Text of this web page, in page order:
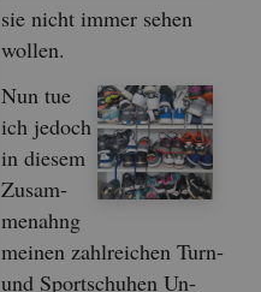
sie nicht immer sehen
wol­len.
Nun tue
ich je­doch
in die­sem
Zu­sam­
men­ahng
mei­nen zahl­rei­chen Turn-
und Sport­schu­hen Un­